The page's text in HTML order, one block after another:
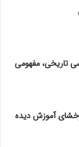
تاریخی، مفهومی
آموزش دیده